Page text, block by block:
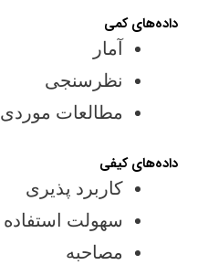
داده‌های کمی
آمار
نظرسنجی
مطالعات موردی
داده‌های کیفی
کاربرد پذیری
سهولت استفاده
مصاحبه